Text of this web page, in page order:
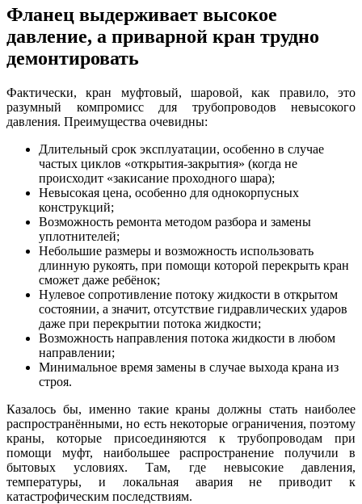
Фланец выдерживает высокое
давление, а приварной кран трудно
демонтировать
Фактически, кран муфтовый, шаровой, как правило, это
разумный компромисс для трубопроводов невысокого
давления. Преимущества очевидны:
Длительный срок эксплуатации, особенно в случае
частых циклов «открытия-закрытия» (когда не
происходит «закисание проходного шара);
Невысокая цена, особенно для однокорпусных
конструкций;
Возможность ремонта методом разбора и замены
уплотнителей;
Небольшие размеры и возможность использовать
длинную рукоять, при помощи которой перекрыть кран
сможет даже ребёнок;
Нулевое сопротивление потоку жидкости в открытом
состоянии, а значит, отсутствие гидравлических ударов
даже при перекрытии потока жидкости;
Возможность направления потока жидкости в любом
направлении;
Минимальное время замены в случае выхода крана из
строя.
Казалось бы, именно такие краны должны стать наиболее
распространёнными, но есть некоторые ограничения, поэтому
краны, которые присоединяются к трубопроводам при
помощи муфт, наибольшее распространение получили в
бытовых условиях. Там, где невысокие давления,
температуры, и локальная авария не приводит к
катастрофическим последствиям.